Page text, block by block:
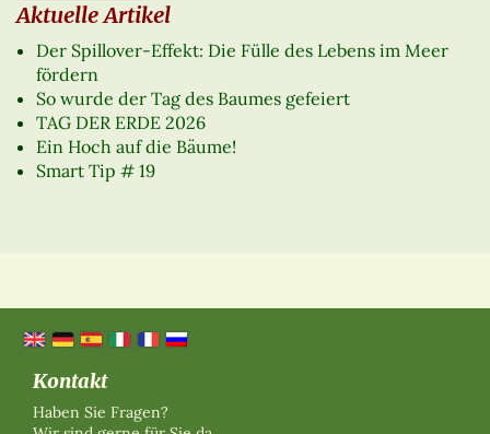
Aktuelle Artikel
Der Spillover-Effekt: Die Fülle des Lebens im Meer
fördern
So wurde der Tag des Baumes gefeiert
TAG DER ERDE 2026
Ein Hoch auf die Bäume!
Smart Tip # 19
Kontakt
Haben Sie Fragen?